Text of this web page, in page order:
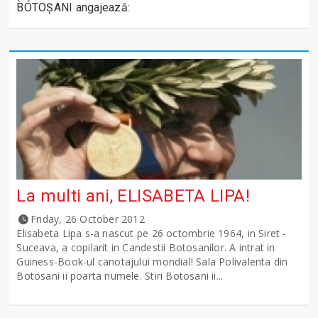
BOTOȘANI angajează:
La multi ani, ELISABETA LIPA!
Friday, 26 October 2012
Elisabeta Lipa s-a nascut pe 26 octombrie 1964, in Siret -
Suceava, a copilarit in Candestii Botosanilor. A intrat in
Guiness-Book-ul canotajului mondial! Sala Polivalenta din
Botosani ii poarta numele. Stiri Botosani ii...